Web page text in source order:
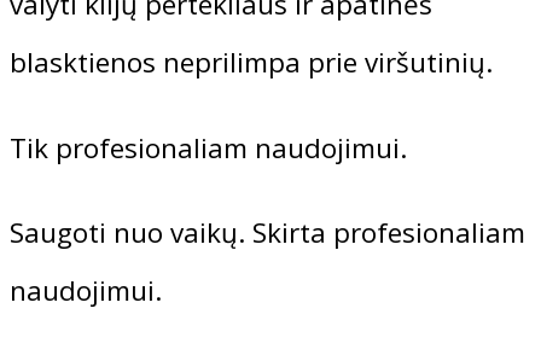
Trenerio kursai
Dėstytojai
50,70€
ORIGINAL
PRICE
CURRENT
PRICE
5,99€
blasktienos neprilimpa prie viršutinių.
Tik profesionaliam naudojimui.
Saugoti nuo vaikų. Skirta profesionaliam
naudojimui.